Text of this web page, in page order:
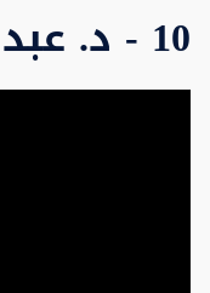
10 - د. عبد العزيز سروجي